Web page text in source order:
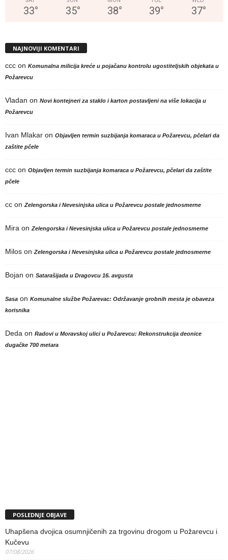
33° 35° 38° 39° 37°
NAJNOVIJI KOMENTARI
ccc on Komunalna milicija kreće u pojačanu kontrolu ugostiteljskih objekata u
Požarevcu
Vladan on Novi kontejneri za staklo i karton postavljeni na više lokacija u
Požarevcu
Ivan Mlakar on Objavljen termin suzbijanja komaraca u Požarevcu, pčelari da
zaštite pčele
ccc on Objavljen termin suzbijanja komaraca u Požarevcu, pčelari da zaštite
pčele
cc on Zelengorska i Nevesinjska ulica u Požarevcu postale jednosmerne
Mira on Zelengorska i Nevesinjska ulica u Požarevcu postale jednosmerne
Milos on Zelengorska i Nevesinjska ulica u Požarevcu postale jednosmerne
Bojan on Satarašijada u Dragovcu 16. avgusta
Sasa on Komunalne službe Požarevac: Održavanje grobnih mesta je obaveza
korisnika
Deda on Radovi u Moravskoj ulici u Požarevcu: Rekonstrukcija deonice
dugačke 700 metara
POSLEDNJE OBJAVE
Uhapšena dvojica osumnjičenih za trgovinu drogom u Požarevcu i
Kučevu
07/08/2026